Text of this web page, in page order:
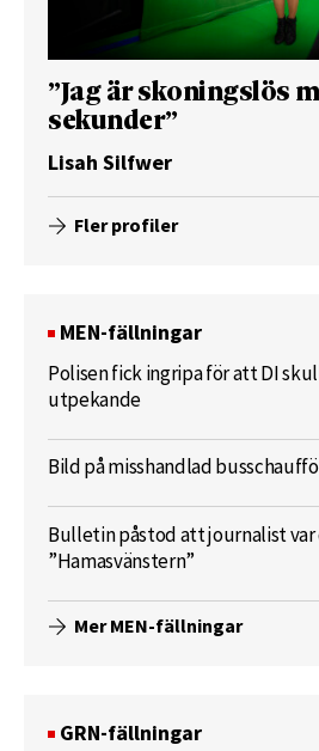
”Jag är skoningslös
sekunder”
Lisah Silfwer
Fler profiler
MEN-fällningar
Polisen fick ingripa för att DI
utpekande
Bild på misshandlad
Bulletin påstod att journalist var
”Hamasvänstern”
Mer MEN-fällningar
GRN-fällningar